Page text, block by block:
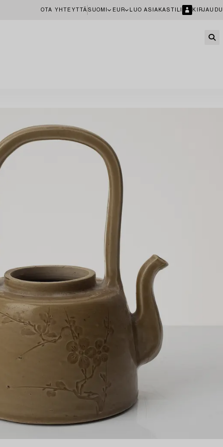
OTA YHTEYTTÄ SUOMI EUR LUO ASIAKASTILI KIRJAUDU